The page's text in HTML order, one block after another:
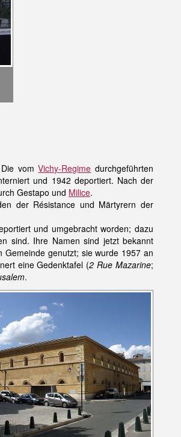
Die vomVichy-Regime durchgeführten
und 1942 deportiert. Nach der
Gestapo und Milice.
der Résistance und Märtyrern der
und umgebracht worden; dazu
sind. Ihre Namen sind jetzt bekannt
genutzt; sie wurde 1957 an
eine Gedenktafel (2 Rue Mazarine;
.